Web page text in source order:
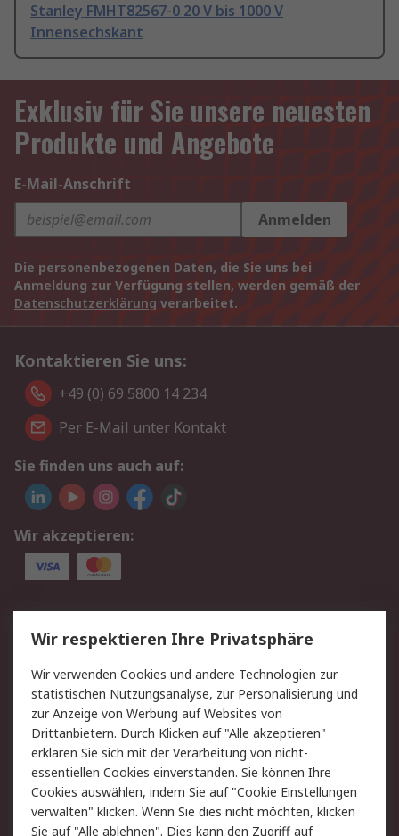
Stanley FMHT82567-0 20 V bis 1000 V
Innensechskant
Exklusiv für Sie unsere neuesten
Produkte und Angebote
E-Mail-Anschrift
Anmelden
Die personenbezogenen Daten, die Sie uns bei
Anmeldung zur Verfügung stellen, werden gemäß der
Datenschutzerklärung verarbeitet.
Kontaktieren Sie uns:
+49 (0) 69 5800 14 234
Per E-Mail unter Kontakt
Sie finden uns auch auf:
Wir akzeptieren:
Service
Value Added Services
Lieferlösungen
Rücksendungen
Kontakt
Hilfe
Privatkunden
Rechtliches
AGB
Datenschutz
Cookie-Richtlinie
Zahlungsbedingungen
Copyright/Impressum
Entsorgung
Wir respektieren Ihre Privatsphäre
Wir verwenden Cookies und andere Technologien zur
statistischen Nutzungsanalyse, zur Personalisierung und
zur Anzeige von Werbung auf Websites von
Drittanbietern. Durch Klicken auf "Alle akzeptieren"
erklären Sie sich mit der Verarbeitung von nicht-
essentiellen Cookies einverstanden. Sie können Ihre
Cookies auswählen, indem Sie auf "Cookie Einstellungen
verwalten" klicken. Wenn Sie dies nicht möchten, klicken
Sie auf "Alle ablehnen". Dies kann den Zugriff auf